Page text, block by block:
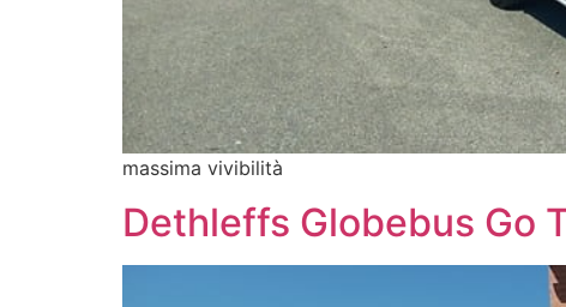
massima vivibilità
Dethleffs Globebus Go